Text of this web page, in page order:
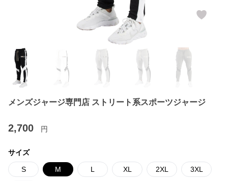
メンズジャージ専門店 ストリート系スポーツジャージ
2,700 円
サイズ
S M L XL 2XL 3XL